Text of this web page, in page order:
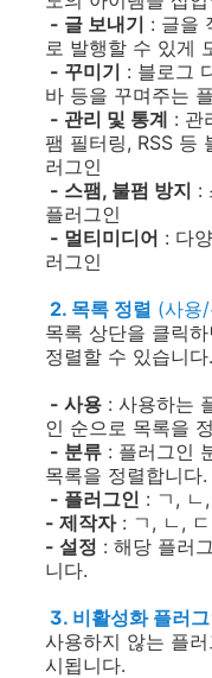
- 글 보내기 : 글을
로 발행할 수 있게
- 꾸미기 : 블로그
바 등을 꾸며주는
- 관리 및 통계 : 관
팸 필터링, RSS 등
러그인
- 스팸, 불펌 방지 :
플러그인
- 멀티미디어 : 다
러그인
2. 목록 정렬 (사용
목록 상단을 클릭
정렬할 수 있습니다.
- 사용 : 사용하는
인 순으로 목록을
- 분류 : 플러그인
목록을 정렬합니다.
- 플러그인 : ㄱ, ㄴ
- 제작자: ㄱ, ㄴ,
- 설정 : 해당 플러
니다.
3. 비활성화 플러
사용하지 않는 플
시됩니다.